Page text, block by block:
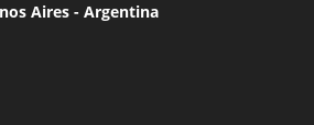
Aires - Argentina